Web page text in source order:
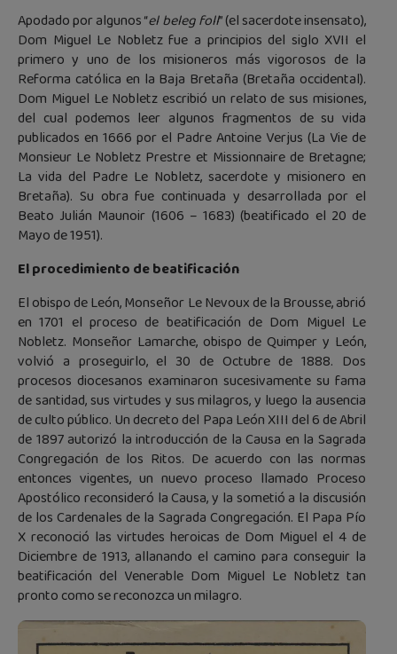
Apodado por algunos “el beleg foll” (el sacerdote insensato),
Dom Miguel Le Nobletz fue a principios del siglo XVII el
primero y uno de los misioneros más vigorosos de la
Reforma católica en la Baja Bretaña (Bretaña occidental).
Dom Miguel Le Nobletz escribió un relato de sus misiones,
del cual podemos leer algunos fragmentos de su vida
publicados en 1666 por el Padre Antoine Verjus (La Vie de
Monsieur Le Nobletz Prestre et Missionnaire de Bretagne;
La vida del Padre Le Nobletz, sacerdote y misionero en
Bretaña). Su obra fue continuada y desarrollada por el
Beato Julián Maunoir (1606 – 1683) (beatificado el 20 de
Mayo de 1951).
El procedimiento de beatificación
El obispo de León, Monseñor Le Nevoux de la Brousse, abrió
en 1701 el proceso de beatificación de Dom Miguel Le
Nobletz. Monseñor Lamarche, obispo de Quimper y León,
volvió a proseguirlo, el 30 de Octubre de 1888. Dos
procesos diocesanos examinaron sucesivamente su fama
de santidad, sus virtudes y sus milagros, y luego la ausencia
de culto público. Un decreto del Papa León XIII del 6 de Abril
de 1897 autorizó la introducción de la Causa en la Sagrada
Congregación de los Ritos. De acuerdo con las normas
entonces vigentes, un nuevo proceso llamado Proceso
Apostólico reconsideró la Causa, y la sometió a la discusión
de los Cardenales de la Sagrada Congregación. El Papa Pío
X reconoció las virtudes heroicas de Dom Miguel el 4 de
Diciembre de 1913, allanando el camino para conseguir la
beatificación del Venerable Dom Miguel Le Nobletz tan
pronto como se reconozca un milagro.